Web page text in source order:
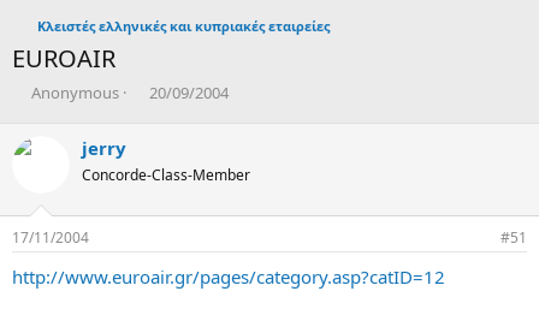
Κλειστές ελληνικές και κυπριακές εταιρείες
EUROAIR
T
e
s
t
r
Anonymous
Η
ο
η
α
20/09/2004
jerry
Concorde-Class-Member
17/11/2004 #51
http://www.euroair.gr/pages/category.asp?catID=12